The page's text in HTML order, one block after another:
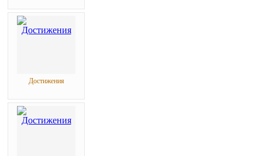
Достижения